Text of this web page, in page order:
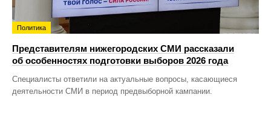
Политика
Представителям нижегородских СМИ рассказали
об особенностях подготовки выборов 2026 года
Специалисты ответили на актуальные вопросы, касающиеся
деятельности СМИ в период предвыборной кампании.